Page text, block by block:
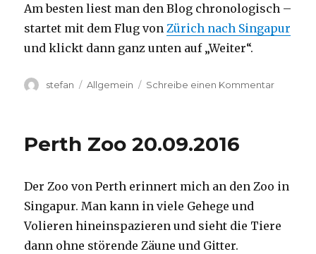
Am besten liest man den Blog chronologisch –
startet mit dem Flug vonZürich nach Singapur
und klickt dann ganz unten auf „Weiter“.
Autor
stefan Kategorien
Allgemein Schreibe einen Kommentarzu
Perth
Perth Zoo 20.09.2016
Der Zoo von Perth erinnert mich an den Zoo in
Singapur. Man kann in viele Gehege und
Volieren hineinspazieren und sieht die Tiere
dann ohne störende Zäune und Gitter.